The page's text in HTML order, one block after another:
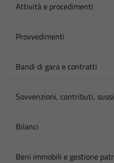
Attività e procedimenti
Provvedimenti
Bandi di gara e contratti
Sovvenzioni, contributi,
Bilanci
Beni immobili e gestione